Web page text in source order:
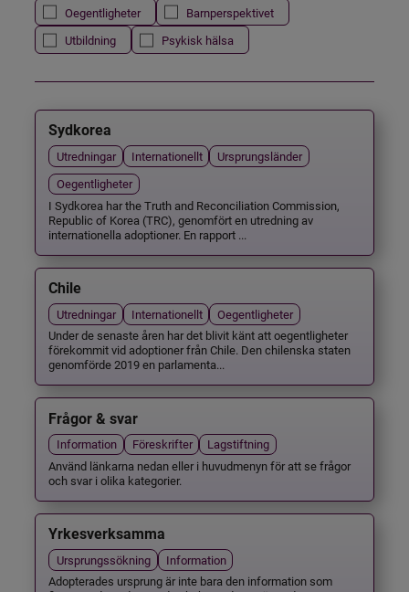
Oegentligheter
Barnperspektivet
Utbildning
Psykisk hälsa
Sydkorea
Utredningar Internationellt
Ursprungsländer
Oegentligheter
I Sydkorea har the Truth and Reconciliation Commission,
Republic of Korea (TRC), genomfört en utredning av
internationella adoptioner. En rapport ...
Chile
Utredningar Internationellt
Oegentligheter
Under de senaste åren har det blivit känt att oegentligheter
förekommit vid adoptioner från Chile. Den chilenska staten
genomförde 2019 en parlamenta...
Frågor & svar
Information Föreskrifter
Lagstiftning
Använd länkarna nedan eller i huvudmenyn för att se frågor
och svar i olika kategorier.
Yrkesverksamma
Ursprungssökning
Information
Adopterades ursprung är inte bara den information som